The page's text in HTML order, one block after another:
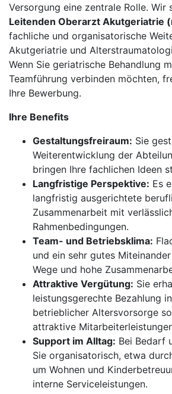
Versorgung eine zentrale Rolle. Wir
Leitenden Oberarzt Akutgeriatrie
fachliche und organisatorische
Akutgeriatrie und
Wenn Sie geriatrische Behandlung
Teamführung verbinden möchten,
Ihre Bewerbung.
Ihre Benefits
Gestaltungsfreiraum: Sie
Weiterentwicklung der
bringen Ihre fachlichen Ideen
Langfristige Perspektive: Es
langfristig ausgerichtete
Zusammenarbeit mit
Rahmenbedingungen.
Team- und Betriebsklima:
und ein sehr gutes
Wege und hohe
Attraktive Vergütung: Sie
leistungsgerechte Bezahlung
betrieblicher Altersvorsorge
attraktive
Support im Alltag: Bei Bedarf
Sie organisatorisch, etwa
um Wohnen und
interne Serviceleistungen.